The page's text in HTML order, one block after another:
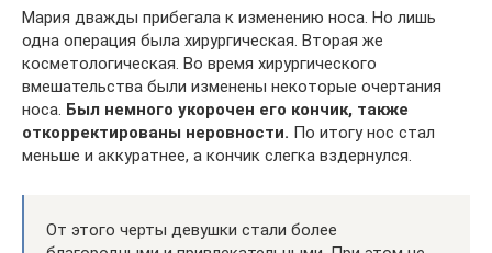
Мария дважды прибегала к изменению носа. Но лишь
одна операция была хирургическая. Вторая же
косметологическая. Во время хирургического
вмешательства были изменены некоторые очертания
носа. Был немного укорочен его кончик, также
откорректированы неровности. По итогу нос стал
меньше и аккуратнее, а кончик слегка вздернулся.
От этого черты девушки стали более